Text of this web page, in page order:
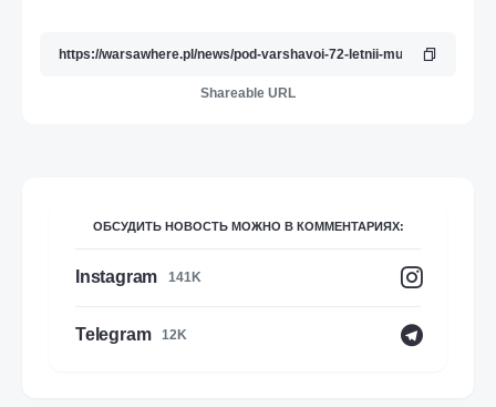
Shareable URL
ОБСУДИТЬ НОВОСТЬ МОЖНО В КОММЕНТАРИЯХ:
Instagram 141K
Telegram 12K